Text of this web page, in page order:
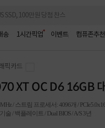
송 1시간픽업 이벤트 컴퓨존추천
픽카드
XT OC D6 16GB
/ 스트림 프로세서: 4096개 /
술 / 백플레이트 / Dual BIOS / A/S 3년